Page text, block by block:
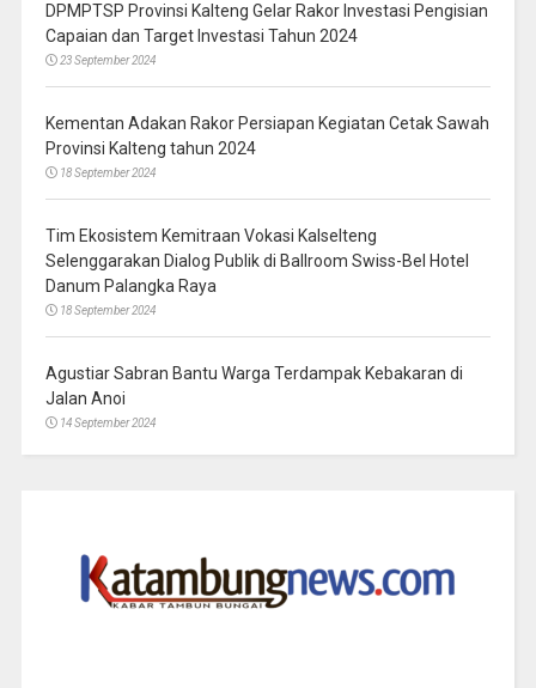
DPMPTSP Provinsi Kalteng Gelar Rakor Investasi Pengisian
Capaian dan Target Investasi Tahun 2024
23 September 2024
Kementan Adakan Rakor Persiapan Kegiatan Cetak Sawah
Provinsi Kalteng tahun 2024
18 September 2024
Tim Ekosistem Kemitraan Vokasi Kalselteng
Selenggarakan Dialog Publik di Ballroom Swiss-Bel Hotel
Danum Palangka Raya
18 September 2024
Agustiar Sabran Bantu Warga Terdampak Kebakaran di
Jalan Anoi
14 September 2024